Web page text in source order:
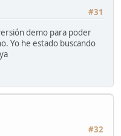
#31
demo para poder
Yo he estado buscando
#32